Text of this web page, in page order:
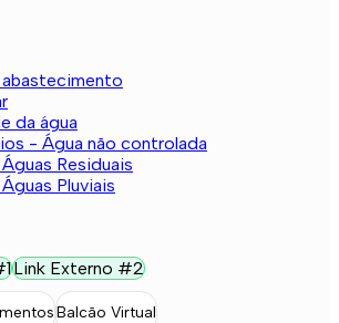
da água
- Água não controlada
Residuais
Pluviais
Link Externo #2
Balcão Virtual